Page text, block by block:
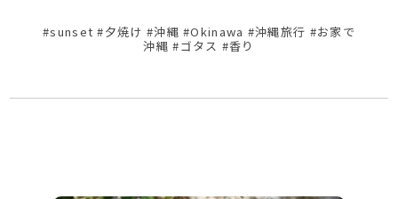
#sunset #夕焼け #沖縄 #Okinawa #沖縄旅行 #お家で
沖縄 #ゴタス #香り